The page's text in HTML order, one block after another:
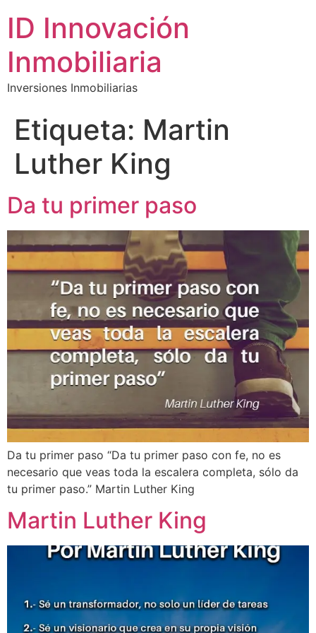
ID Innovación
Inmobiliaria
Inversiones Inmobiliarias
Etiqueta: Martin
Luther King
Da tu primer paso
Da tu primer paso “Da tu primer paso con fe, no es
necesario que veas toda la escalera completa, sólo da
tu primer paso.” Martin Luther King
Martin Luther King